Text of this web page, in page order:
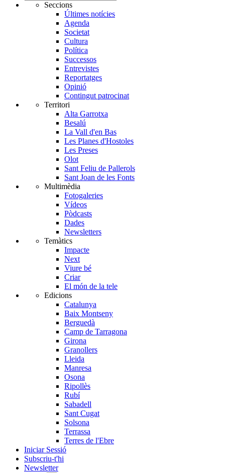
Seccions
Últimes notícies
Agenda
Societat
Cultura
Política
Successos
Entrevistes
Reportatges
Opinió
Contingut patrocinat
Territori
Alta Garrotxa
Besalú
La Vall d'en Bas
Les Planes d'Hostoles
Les Preses
Olot
Sant Feliu de Pallerols
Sant Joan de les Fonts
Multimèdia
Fotogaleries
Vídeos
Pòdcasts
Dades
Newsletters
Temàtics
Impacte
Next
Viure bé
Criar
El món de la tele
Edicions
Catalunya
Baix Montseny
Berguedà
Camp de Tarragona
Girona
Granollers
Lleida
Manresa
Osona
Ripollès
Rubí
Sabadell
Sant Cugat
Solsona
Terrassa
Terres de l'Ebre
Iniciar Sessió
Subscriu-t'hi
Newsletter